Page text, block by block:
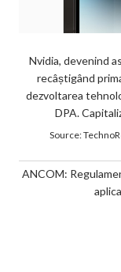
Nvidia, devenind
recâștigând
dezvoltarea
DPA.
Source:
ANCOM: